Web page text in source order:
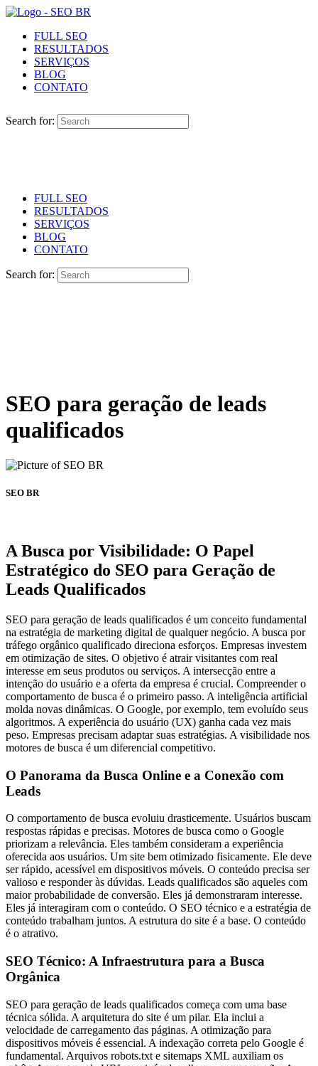
FULL SEO
RESULTADOS
SERVIÇOS
BLOG
CONTATO
Search for:
FULL SEO
RESULTADOS
SERVIÇOS
BLOG
CONTATO
Search for:
SEO para geração de leads
qualificados
SEO BR
A Busca por Visibilidade: O Papel
Estratégico do SEO para Geração de
Leads Qualificados
SEO para geração de leads qualificados é um conceito fundamental
na estratégia de marketing digital de qualquer negócio. A busca por
tráfego orgânico qualificado direciona esforços. Empresas investem
em otimização de sites. O objetivo é atrair visitantes com real
interesse em seus produtos ou serviços. A intersecção entre a
intenção do usuário e a oferta da empresa é crucial. Compreender o
comportamento de busca é o primeiro passo. A inteligência artificial
molda novas dinâmicas. O Google, por exemplo, tem evoluído seus
algoritmos. A experiência do usuário (UX) ganha cada vez mais
peso. Empresas precisam adaptar suas estratégias. A visibilidade nos
motores de busca é um diferencial competitivo.
O Panorama da Busca Online e a Conexão com
Leads
O comportamento de busca evoluiu drasticemente. Usuários buscam
respostas rápidas e precisas. Motores de busca como o Google
priorizam a relevância. Eles também consideram a experiência
oferecida aos usuários. Um site bem otimizado fisicamente. Ele deve
ser rápido, acessível em dispositivos móveis. O conteúdo precisa ser
valioso e responder às dúvidas. Leads qualificados são aqueles com
maior probabilidade de conversão. Eles já demonstraram interesse.
Eles já interagiram com o conteúdo. O SEO técnico e a estratégia de
conteúdo trabalham juntos. A estrutura do site é a base. O conteúdo
é o atrativo.
SEO Técnico: A Infraestrutura para a Busca
Orgânica
SEO para geração de leads qualificados começa com uma base
técnica sólida. A arquitetura do site é um pilar. Ela inclui a
velocidade de carregamento das páginas. A otimização para
dispositivos móveis é essencial. A indexação correta pelo Google é
fundamental. Arquivos robots.txt e sitemaps XML auxiliam os